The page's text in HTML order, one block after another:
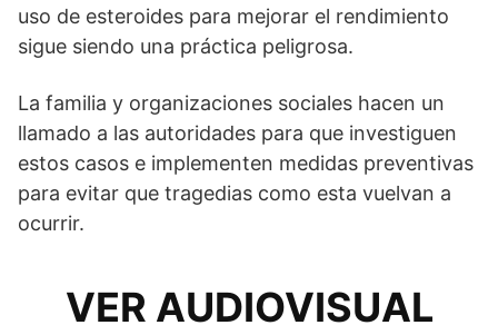
uso de esteroides para mejorar el rendimiento
sigue siendo una práctica peligrosa.
La familia y organizaciones sociales hacen un
llamado a las autoridades para que investiguen
estos casos e implementen medidas preventivas
para evitar que tragedias como esta vuelvan a
ocurrir.
VER AUDIOVISUAL